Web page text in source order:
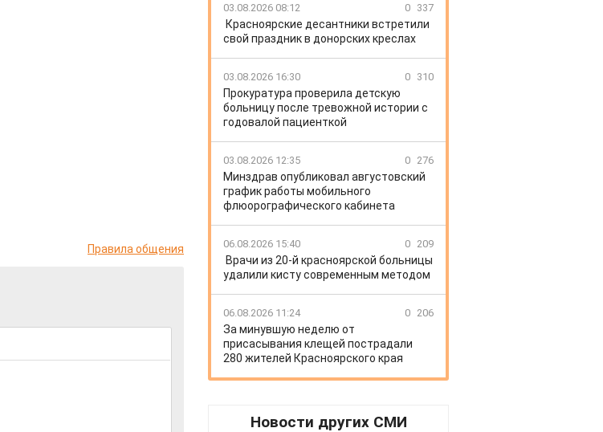
Правила общения
03.08.2026 08:12 0 337
Красноярские десантники встретили
свой праздник в донорских креслах
03.08.2026 16:30 0 310
Прокуратура проверила детскую
больницу после тревожной истории с
годовалой пациенткой
03.08.2026 12:35 0 276
Минздрав опубликовал августовский
график работы мобильного
флюорографического кабинета
06.08.2026 15:40 0 209
Врачи из 20-й красноярской больницы
удалили кисту современным методом
06.08.2026 11:24 0 206
За минувшую неделю от
присасывания клещей пострадали
280 жителей Красноярского края
Новости других СМИ